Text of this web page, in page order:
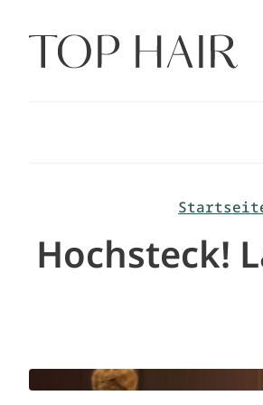
Inhalt
springen
Hochsteck!